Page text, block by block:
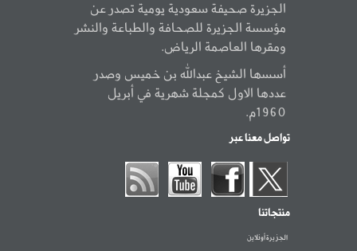
الجزيرة صحيفة سعودية يومية تصدر عن
مؤسسة الجزيرة للصحافة والطباعة والنشر
ومقرها العاصمة الرياض.
أسسها الشيخ عبدالله بن خميس وصدر
عددها الاول كمجلة شهرية في أبريل
1960م.
تواصل معنا عبر
منتجاتنا
الجزيرة أونلاين